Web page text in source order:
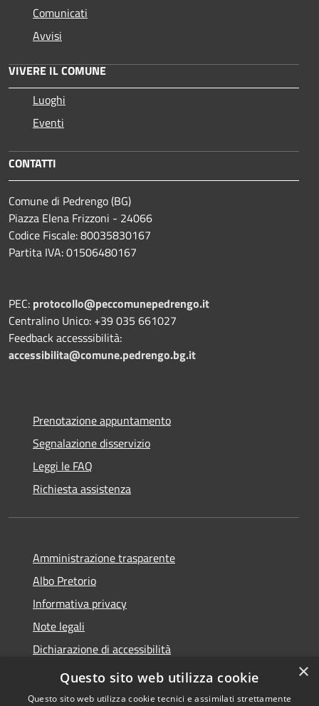
Comunicati
Avvisi
VIVERE IL COMUNE
Luoghi
Eventi
CONTATTI
Comune di Pedrengo (BG)
Piazza Elena Frizzoni - 24066
Codice Fiscale: 80035830167
Partita IVA: 01506480167
PEC: protocollo@peccomunepedrengo.it
Centralino Unico: +39 035 661027
Feedback accesssibilità:
accessibilita@comune.pedrengo.bg.it
Prenotazione appuntamento
Segnalazione disservizio
Leggi le FAQ
Richiesta assistenza
Amministrazione trasparente
Albo Pretorio
Informativa privacy
Note legali
Dichiarazione di accessibilità
Area riservata dipendenti
×
Questo sito web utilizza cookie
Questo sito web utilizza cookie tecnici e assimilati strettamente